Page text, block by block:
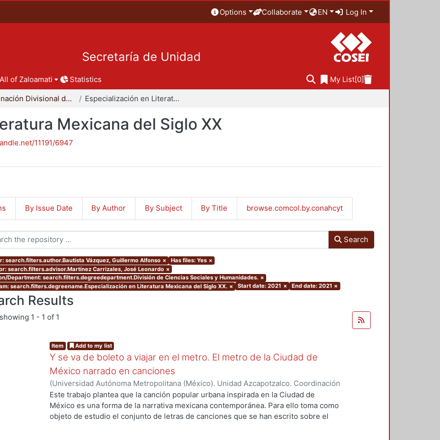
Options Collaborate EN Log In
Secretaría de Unidad
All of Zaloamati Statistics My List[0]
Coordinación Divisional de Posgrado Especialización en Literatura Mexicana del Siglo XX
Mexicana del Siglo XX
11191/6947
By Issue Date By Author By Subject By Title browse.comcol.by.conahcyt
Search
search.filters.author.Bautista Vázquez, Guillermo Alfonso × Has files: Yes ×
search.filters.advisor.Martínez Carrizales, José Leonardo ×
Department: search.filters.degreedepartment.División de Ciencias Sociales y Humanidades. ×
search.filters.degreename.Especialización en Literatura Mexicana del Siglo XX. × Start date: 2021 × End date: 2021 ×
Results
1 - 1 of 1
Item Add to my list
Y se va de boleto a viajar en el metro. El metro de la Ciudad de
México narrado en canciones
(Universidad Autónoma Metropolitana (México). Unidad Azcapotzalco. Coordinación
de Servicios de Información.,2021-11)Bautista Vázquez, Guillermo Alfonso
Este trabajo plantea que la canción popular urbana inspirada en la Ciudad de
México es una forma de la narrativa mexicana contemporánea. Para ello toma como
objeto de estudio el conjunto de letras de canciones que se han escrito sobre el